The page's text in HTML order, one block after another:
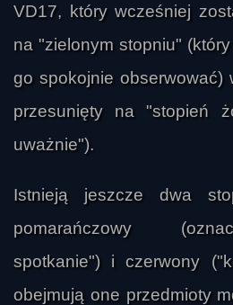
VD17, który wcześniej
na "zielonym stopniu"
go spokojnie obserwować)
przesunięty na "stopień
uważnie").
Istnieją jeszcze dwa
pomarańczowy
spotkanie") i czerwony
obejmują one przedmioty